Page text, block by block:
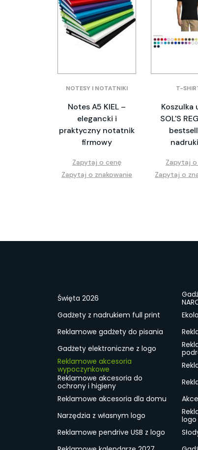
NOTESY I NOTATNIKI
Notes A5 KIEL –
elegancki i
praktyczny notatnik
firmowy
Zapytaj o cenę
Zapytaj o znakowanie
T-
Koszulka
SOL'S
Zapytaj
Zapytaj o
Święta 2026
Gadżety z nadrukiem full print
Reklamowe gadżety do pisania
Gadżety elektroniczne z logo
Reklamowe akcesoria
wypoczynkowe
Reklamowe akcesoria do
ochrony i higieny
Reklamowe akcesoria dla domu
Narzędzia z własnym logo
Reklamowe pendrive USB z logo